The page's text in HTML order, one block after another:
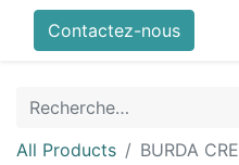
Contactez-nous
All Products BURDA